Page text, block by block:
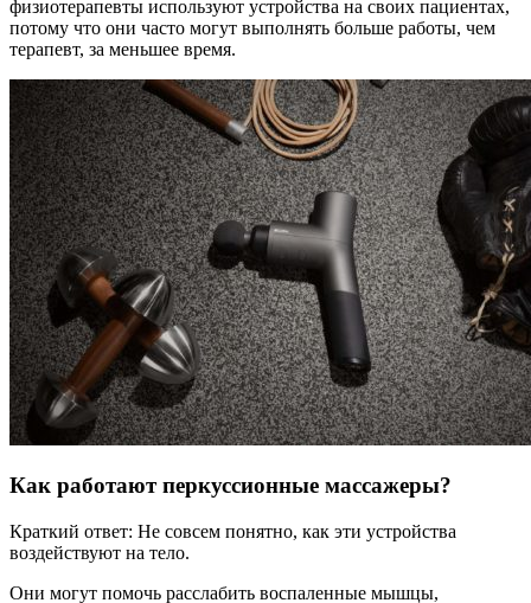
физиотерапевты используют устройства на своих пациентах,
потому что они часто могут выполнять больше работы, чем
терапевт, за меньшее время.
Как работают перкуссионные массажеры?
Краткий ответ: Не совсем понятно, как эти устройства
воздействуют на тело.
Они могут помочь расслабить воспаленные мышцы,